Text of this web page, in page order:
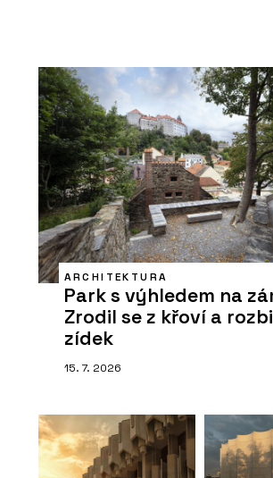
ARCHITEKTURA
Park s výhledem na
Zrodil se z křoví a
zídek
15. 7. 2026